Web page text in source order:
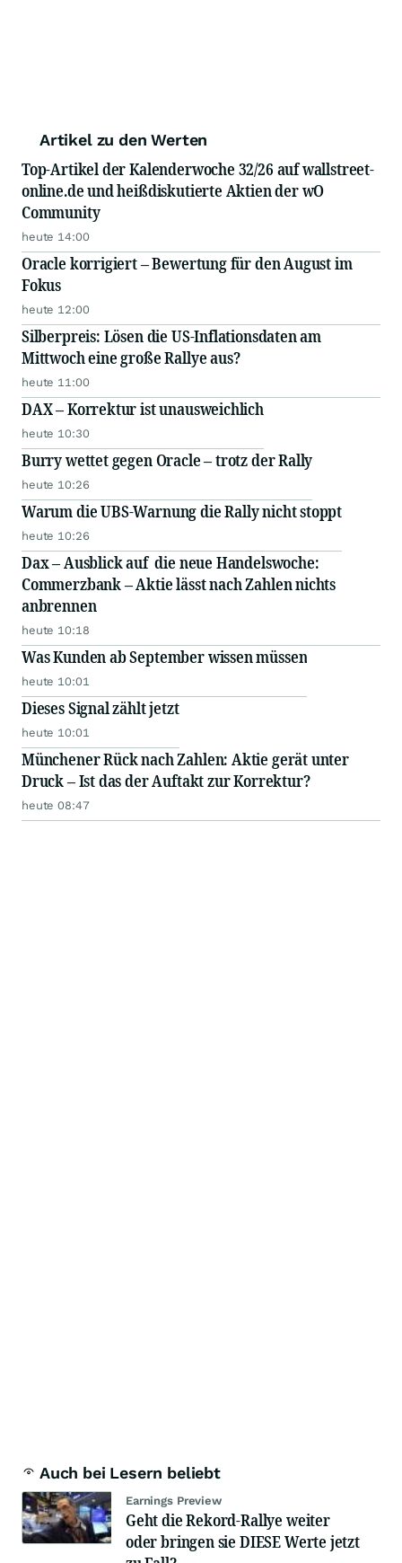
Artikel zu den Werten
Top-Artikel der Kalenderwoche 32/26 auf wallstreet-
online.de und heißdiskutierte Aktien der wO
Community
heute 14:00
Oracle korrigiert – Bewertung für den August im
Fokus
heute 12:00
Silberpreis: Lösen die US-Inflationsdaten am
Mittwoch eine große Rallye aus?
heute 11:00
DAX – Korrektur ist unausweichlich
heute 10:30
Burry wettet gegen Oracle – trotz der Rally
heute 10:26
Warum die UBS-Warnung die Rally nicht stoppt
heute 10:26
Dax – Ausblick auf die neue Handelswoche:
Commerzbank – Aktie lässt nach Zahlen nichts
anbrennen
heute 10:18
Was Kunden ab September wissen müssen
heute 10:01
Dieses Signal zählt jetzt
heute 10:01
Münchener Rück nach Zahlen: Aktie gerät unter
Druck – Ist das der Auftakt zur Korrektur?
heute 08:47
Auch bei Lesern beliebt
Earnings Preview
Geht die Rekord-Rallye weiter
oder bringen sie DIESE Werte jetzt